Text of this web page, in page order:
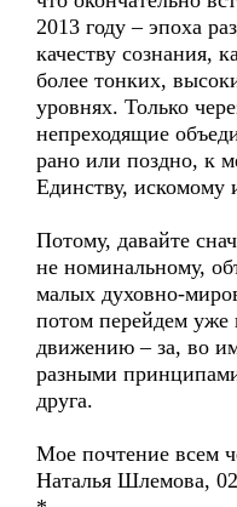
2013 году – эпоха
качеству сознания,
более тонких,
уровнях. Только
непреходящие
рано или поздно, к
Единству, искомому
Потому, давайте
не номинальному,
малых духовно-
потом перейдем уже
движению – за, во
разными
друга.
Мое почтение всем
Наталья Шлемова,